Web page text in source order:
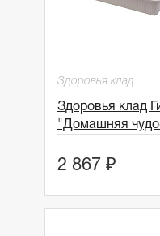
Здоровья клад
Здоровья клад
"Домашняя
2 867 ₽